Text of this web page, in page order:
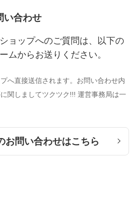
い合わせ
ョップへのご質問は、以下の
ムからお送りください。
へ直接送信されます。お問い合わせ内
関しましてツクツク!!! 運営事務局は一
お問い合わせはこちら